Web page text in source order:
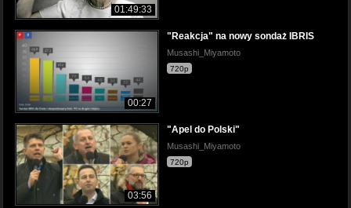
01:49:33
00:27
"Reakcja" na nowy sondaż IBRIS
Musashi_Miyamoto
720p
03:56
"Apel do Polski"
Musashi_Miyamoto
720p